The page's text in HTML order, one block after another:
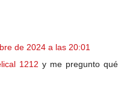
de 2024 a las 20:01
1212 y me pregunto qué